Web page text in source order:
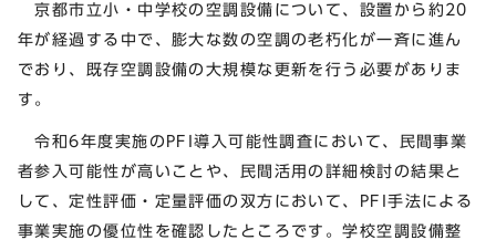
京都市立小・中学校の空調設備について、設置から約20
年が経過する中で、膨大な数の空調の老朽化が一斉に進ん
でおり、既存空調設備の大規模な更新を行う必要がありま
す。
令和6年度実施のPFI導入可能性調査において、民間事業
者参入可能性が高いことや、民間活用の詳細検討の結果と
して、定性評価・定量評価の双方において、PFI手法による
事業実施の優位性を確認したところです。学校空調設備整